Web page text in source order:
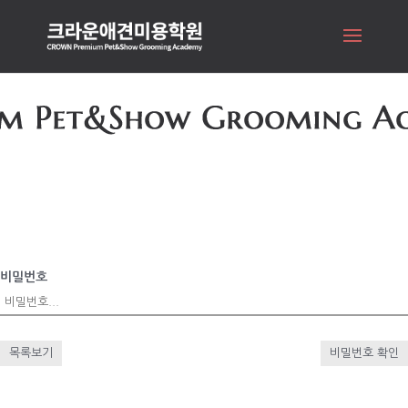
비밀번호
목록보기 비밀번호 확인